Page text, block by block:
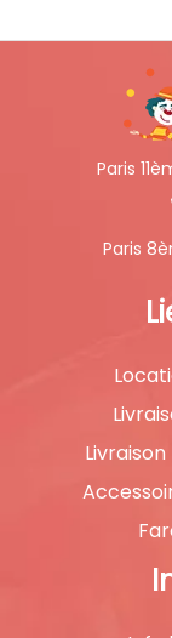
Paris
Paris